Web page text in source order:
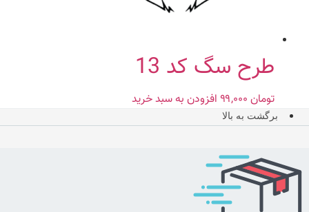
طرح سگ کد 13
تومان افزودن به سبد خرید
برگشت به بالا